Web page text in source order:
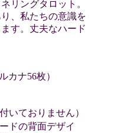
リングタロット。
、私たちの意識を
す。丈夫なハード
カナ56枚）
いておりません）
ドの背面デザイ